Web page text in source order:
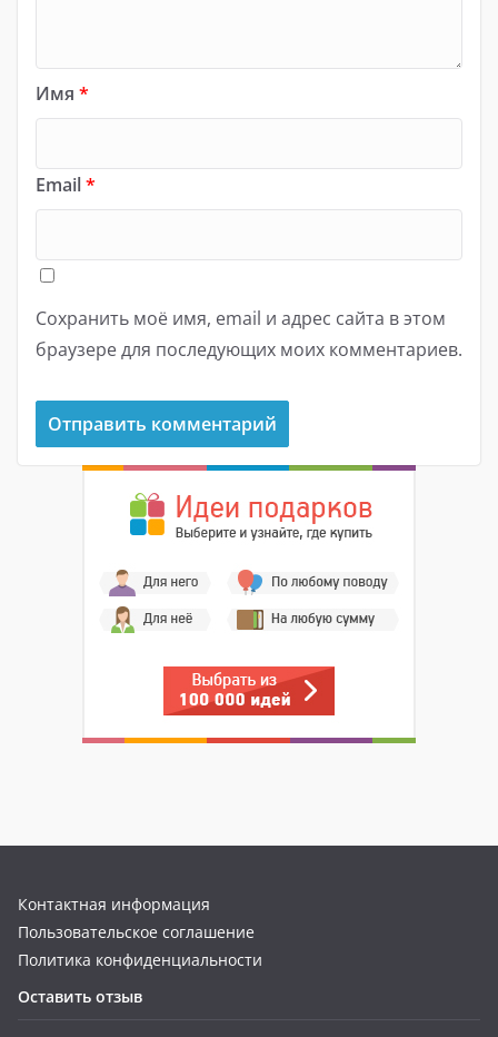
Имя *
Email*
Сохранить моё имя, email и адрес сайта в этом
браузере для последующих моих комментариев.
Контактная информация
Пользовательское соглашение
Политика конфиденциальности
Оставить отзыв